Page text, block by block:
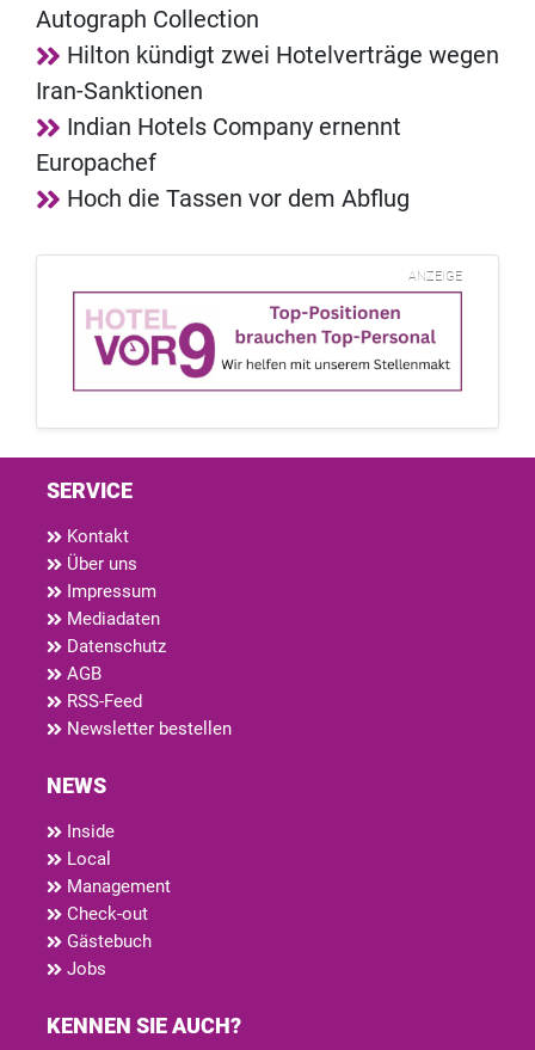
Autograph Collection
Hilton kündigt zwei Hotelverträge wegen
Iran-Sanktionen
Indian Hotels Company ernennt
Europachef
Hoch die Tassen vor dem Abflug
ANZEIGE
SERVICE
Kontakt
Über uns
Impressum
Mediadaten
Datenschutz
AGB
RSS-Feed
Newsletter bestellen
NEWS
Inside
Local
Management
Check-out
Gästebuch
Jobs
KENNEN SIE AUCH?